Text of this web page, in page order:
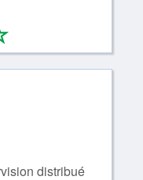
*
0/4
distribué